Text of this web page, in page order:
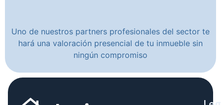
Uno de nuestros partners profesionales del sector te
hará una valoración presencial de tu inmueble sin
ningún compromiso